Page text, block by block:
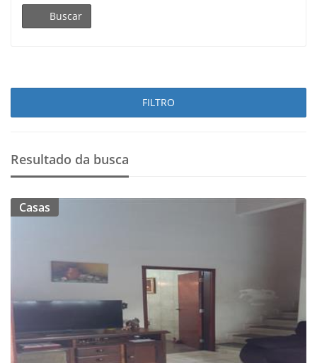
Buscar
FILTRO
Resultado da busca
Casas